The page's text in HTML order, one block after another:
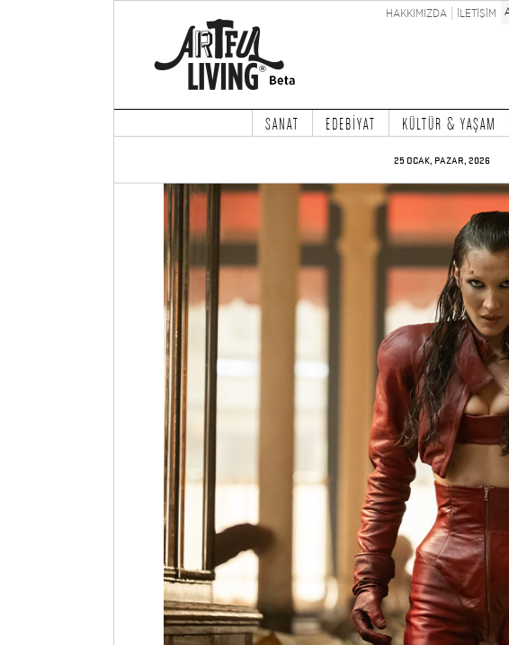
HAKKIMIZDA İLETİŞİM
SANAT EDEBİYAT KÜLTÜR & YAŞAM
25 OCAK, PAZAR, 2026